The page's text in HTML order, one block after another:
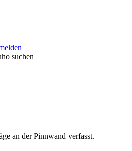
suchen
an der Pinnwand verfasst.